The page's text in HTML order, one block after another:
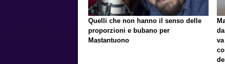
Quelli che non hanno il senso delle
proporzioni e bubano per
Mastantuono